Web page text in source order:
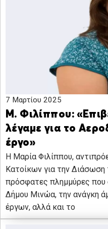
7 Μαρτίου 2025
Μ. Φιλίππου:
λέγαμε για το
έργο»
Η Μαρία Φιλίππου,
Κατοίκων για την Διάσωση
πρόσφατες πλημμύρες που
Δήμου Μινώα, την ανάγκη
έργων, αλλά και το